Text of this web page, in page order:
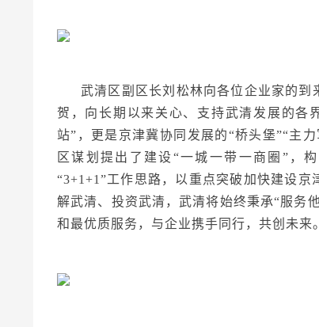
武清区副区长刘松林向各位企业家的
贺，向长期以来关心、支持武清发展的各
站”，更是京津冀协同发展的“桥头堡”“主
区谋划提出了建设“一城一带一商圈”，
“3+1+1”工作思路，以重点突破加快建设
解武清、投资武清，武清将始终秉承“服务
和最优质服务，与企业携手同行，共创未来。